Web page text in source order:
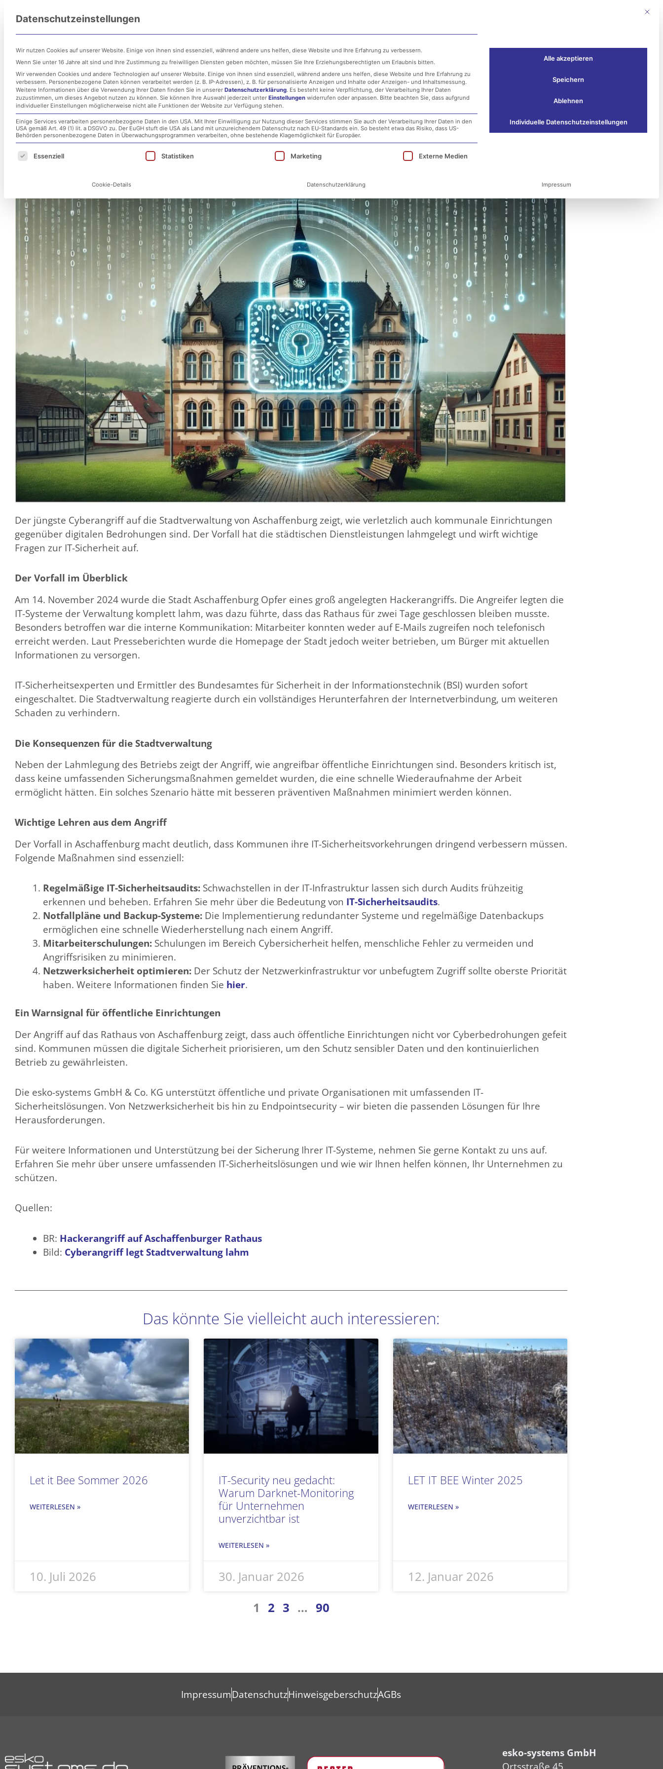
Inhalt
springen
Unternehmen MSP IT-Security Infrastructure Events
Cyberangriff auf Aschaffenburger Rathaus: Ein Lehrstück in IT-Sicherheit
Der jüngste Cyberangriff auf die Stadtverwaltung von Aschaffenburg zeigt, wie verletzlich auch kommunale Einrichtungen
gegenüber digitalen Bedrohungen sind. Der Vorfall hat die städtischen Dienstleistungen lahmgelegt und wirft wichtige
Fragen zur IT-Sicherheit auf.
Der Vorfall im Überblick
Am 14. November 2024 wurde die Stadt Aschaffenburg Opfer eines groß angelegten Hackerangriffs. Die Angreifer legten die
IT-Systeme der Verwaltung komplett lahm, was dazu führte, dass das Rathaus für zwei Tage geschlossen bleiben musste.
Besonders betroffen war die interne Kommunikation: Mitarbeiter konnten weder auf E-Mails zugreifen noch telefonisch
erreicht werden. Laut Presseberichten wurde die Homepage der Stadt jedoch weiter betrieben, um Bürger mit aktuellen
Informationen zu versorgen.
IT-Sicherheitsexperten und Ermittler des Bundesamtes für Sicherheit in der Informationstechnik (BSI) wurden sofort
eingeschaltet. Die Stadtverwaltung reagierte durch ein vollständiges Herunterfahren der Internetverbindung, um weiteren
Schaden zu verhindern.
Die Konsequenzen für die Stadtverwaltung
Neben der Lahmlegung des Betriebs zeigt der Angriff, wie angreifbar öffentliche Einrichtungen sind. Besonders kritisch ist,
dass keine umfassenden Sicherungsmaßnahmen gemeldet wurden, die eine schnelle Wiederaufnahme der Arbeit
ermöglicht hätten. Ein solches Szenario hätte mit besseren präventiven Maßnahmen minimiert werden können.
Wichtige Lehren aus dem Angriff
Der Vorfall in Aschaffenburg macht deutlich, dass Kommunen ihre IT-Sicherheitsvorkehrungen dringend verbessern müssen.
Folgende Maßnahmen sind essenziell:
Regelmäßige IT-Sicherheitsaudits: Schwachstellen in der IT-Infrastruktur lassen sich durch Audits frühzeitig
erkennen und beheben. Erfahren Sie mehr über die Bedeutung von IT-Sicherheitsaudits.
Notfallpläne und Backup-Systeme: Die Implementierung redundanter Systeme und regelmäßige Datenbackups
ermöglichen eine schnelle Wiederherstellung nach einem Angriff.
Mitarbeiterschulungen: Schulungen im Bereich Cybersicherheit helfen, menschliche Fehler zu vermeiden und
Angriffsrisiken zu minimieren.
Netzwerksicherheit optimieren: Der Schutz der Netzwerkinfrastruktur vor unbefugtem Zugriff sollte oberste Priorität
haben. Weitere Informationen finden Sie hier.
Ein Warnsignal für öffentliche Einrichtungen
Der Angriff auf das Rathaus von Aschaffenburg zeigt, dass auch öffentliche Einrichtungen nicht vor Cyberbedrohungen gefeit
sind. Kommunen müssen die digitale Sicherheit priorisieren, um den Schutz sensibler Daten und den kontinuierlichen
Betrieb zu gewährleisten.
Die esko-systems GmbH & Co. KG unterstützt öffentliche und private Organisationen mit umfassenden IT-
Sicherheitslösungen. Von Netzwerksicherheit bis hin zu Endpointsecurity – wir bieten die passenden Lösungen für Ihre
Herausforderungen.
Für weitere Informationen und Unterstützung bei der Sicherung Ihrer IT-Systeme, nehmen Sie gerne Kontakt zu uns auf.
Erfahren Sie mehr über unsere umfassenden IT-Sicherheitslösungen und wie wir Ihnen helfen können, Ihr Unternehmen zu
schützen.
Quellen:
BR: Hackerangriff auf Aschaffenburger Rathaus
Bild: Cyberangriff legt Stadtverwaltung lahm
Das könnte Sie vielleicht auch interessieren:
Let it Bee Sommer 2026
WEITERLESEN »
10. Juli 2026
IT-Security neu gedacht:
Warum Darknet-Monitoring
für Unternehmen
unverzichtbar ist
WEITERLESEN »
30. Januar 2026
LET IT BEE Winter 2025
WEITERLESEN »
12. Januar 2026
Seite
1
Seite
2
Seite
3 …
Seite
90
ImpressumDatenschutzHinweisgeberschutzAGBs
esko-systems GmbH
Ortsstraße 45
Mit
Datenschutzeinstellungen
Wir nutzen Cookies auf unserer Website. Einige von ihnen sind essenziell, während andere uns helfen, diese Website und Ihre Erfahrung zu verbessern.
Wenn Sie unter 16 Jahre alt sind und Ihre Zustimmung zu freiwilligen Diensten geben möchten, müssen Sie Ihre Erziehungsberechtigten um Erlaubnis bitten.
Wir verwenden Cookies und andere Technologien auf unserer Website. Einige von ihnen sind essenziell, während andere uns helfen, diese Website und Ihre Erfahrung zu
verbessern. Personenbezogene Daten können verarbeitet werden (z. B. IP-Adressen), z. B. für personalisierte Anzeigen und Inhalte oder Anzeigen- und Inhaltsmessung.
Weitere Informationen über die Verwendung Ihrer Daten finden Sie in unserer Datenschutzerklärung. Es besteht keine Verpflichtung, der Verarbeitung Ihrer Daten
zuzustimmen, um dieses Angebot nutzen zu können. Sie können Ihre Auswahl jederzeit unter Einstellungen widerrufen oder anpassen. Bitte beachten Sie, dass aufgrund
individueller Einstellungen möglicherweise nicht alle Funktionen der Website zur Verfügung stehen.
Einige Services verarbeiten personenbezogene Daten in den USA. Mit Ihrer Einwilligung zur Nutzung dieser Services stimmen Sie auch der Verarbeitung Ihrer Daten in den
USA gemäß Art. 49 (1) lit. a DSGVO zu. Der EuGH stuft die USA als Land mit unzureichendem Datenschutz nach EU-Standards ein. So besteht etwa das Risiko, dass US-
Behörden personenbezogene Daten in Überwachungsprogrammen verarbeiten, ohne bestehende Klagemöglichkeit für Europäer.
Es folgt eine Liste der Service-Gruppen, für die eine Einwilligung erteilt werden kann. Die erste Service-Gruppe ist essenziell und kann nicht
Essenziell Statistiken Marketing Externe Medien
Alle akzeptieren
Speichern
Ablehnen
Individuelle Datenschutzeinstellungen
Cookie-Details Datenschutzerklärung Impressum